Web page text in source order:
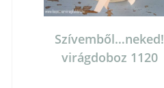
Szívemből…neked!
virágdoboz 1120